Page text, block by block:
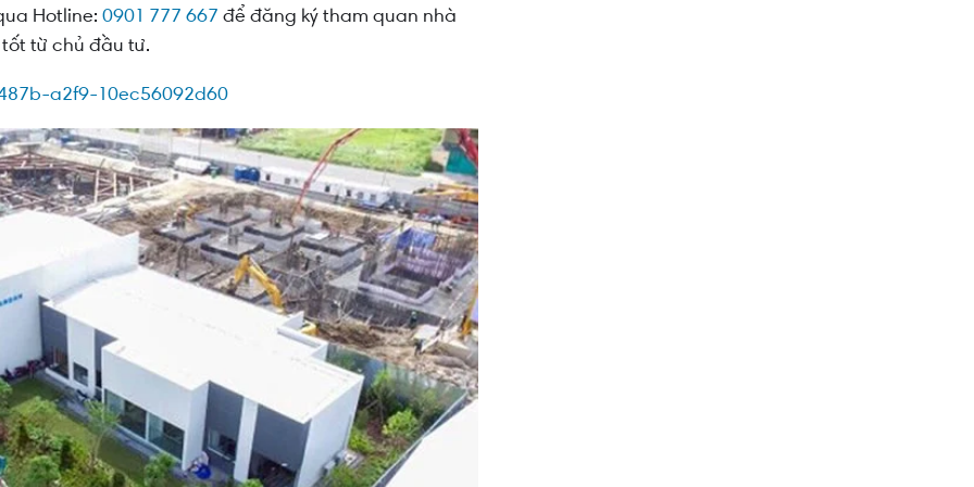
Hotline: 0901 777 667 để đăng ký tham quan nhà
từ chủ đầu tư.